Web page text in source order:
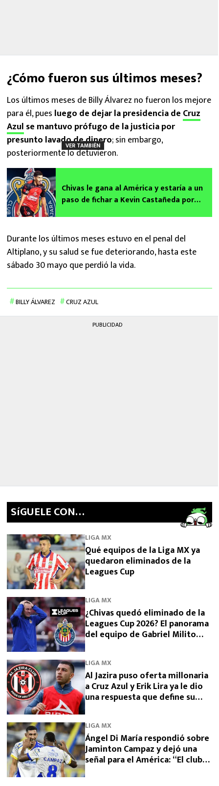
¿Cómo fueron sus últimos meses?
Los últimos meses de Billy Álvarez no fueron los mejore
para él, pues luego de dejar la presidencia de Cruz
Azul se mantuvo prófugo de la justicia por
presunto lavado de dinero; sin embargo,
posteriormente lo detuvieron.
VER TAMBIÉN
Chivas le gana al América y estaría a un
paso de fichar a Kevin Castañeda por
Durante los últimos meses estuvo en el penal del
Altiplano, y su salud se fue deteriorando, hasta este
sábado 30 mayo que perdió la vida.
BILLY ÁLVAREZ CRUZ AZUL
PUBLICIDAD
SíGUELE CON…
LIGA MX
Qué equipos de la Liga MX ya
quedaron eliminados de la
Leagues Cup
LIGA MX
¿Chivas quedó eliminado de la
Leagues Cup 2026? El panorama
del equipo de Gabriel Milito
LIGA MX
Al Jazira puso oferta millonaria
a Cruz Azul y Erik Lira ya le dio
una respuesta que define su
LIGA MX
Ángel Di María respondió sobre
Jaminton Campaz y dejó una
señal para el América: “El club